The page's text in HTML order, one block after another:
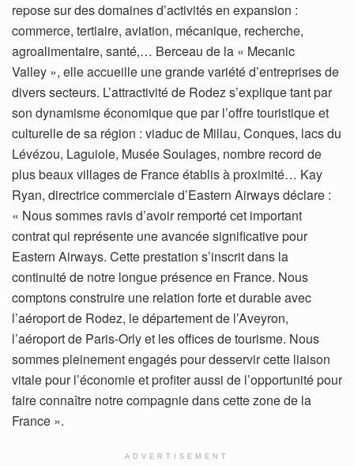
repose sur des domaines d’activités en expansion :
commerce, tertiaire, aviation, mécanique, recherche,
agroalimentaire, santé,… Berceau de la « Mecanic
Valley », elle accueille une grande variété d’entreprises de
divers secteurs. L’attractivité de Rodez s’explique tant par
son dynamisme économique que par l’offre touristique et
culturelle de sa région : viaduc de Millau, Conques, lacs du
Lévézou, Laguiole, Musée Soulages, nombre record de
plus beaux villages de France établis à proximité… Kay
Ryan, directrice commerciale d’Eastern Airways déclare :
« Nous sommes ravis d’avoir remporté cet important
contrat qui représente une avancée significative pour
Eastern Airways. Cette prestation s’inscrit dans la
continuité de notre longue présence en France. Nous
comptons construire une relation forte et durable avec
l’aéroport de Rodez, le département de l’Aveyron,
l’aéroport de Paris-Orly et les offices de tourisme. Nous
sommes pleinement engagés pour desservir cette liaison
vitale pour l’économie et profiter aussi de l’opportunité pour
faire connaître notre compagnie dans cette zone de la
France ».
ADVERTISEMENT